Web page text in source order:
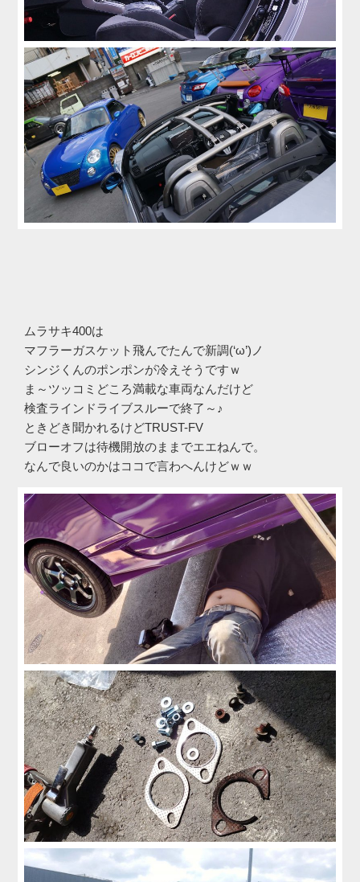
ムラサキ400は
マフラーガスケット飛んでたんで新調(‘ω’)ノ
シンジくんのポンポンが冷えそうですｗ
ま～ツッコミどころ満載な車両なんだけど
検査ラインドライブスルーで終了～♪
ときどき聞かれるけどTRUST-FV
ブローオフは待機開放のままでエエねんで。
なんで良いのかはココで言わへんけどｗｗ